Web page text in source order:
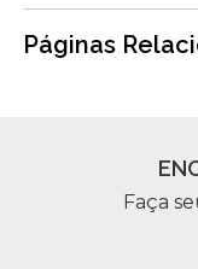
Páginas
Faça